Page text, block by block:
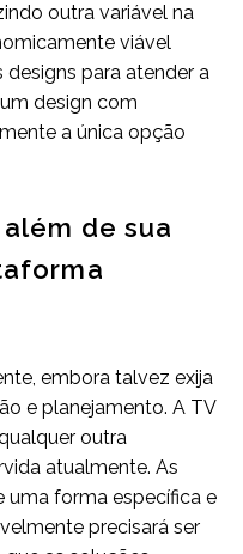
outra variável na
viável
para atender a
design com
a única opção
de sua
embora talvez exija
e planejamento. A TV
outra
atualmente. As
uma forma específica e
precisará ser